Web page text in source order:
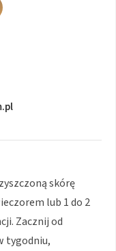
skórę
lub 1 do 2
Zacznij od
tygodniu,